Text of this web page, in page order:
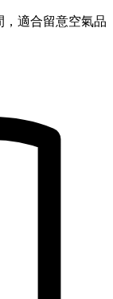
適合留意空氣品